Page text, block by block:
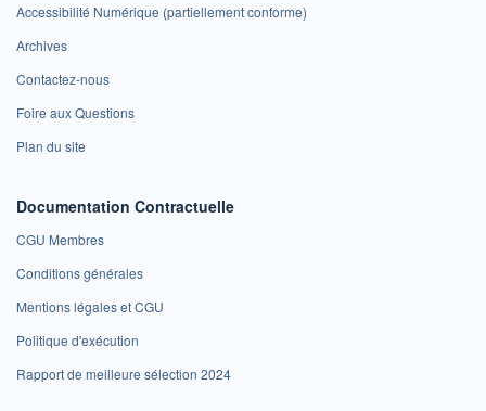
Accessibilité Numérique (partiellement conforme)
Archives
Contactez-nous
Foire aux Questions
Plan du site
Documentation Contractuelle
CGU Membres
Conditions générales
Mentions légales et CGU
Politique d'exécution
Rapport de meilleure sélection 2024